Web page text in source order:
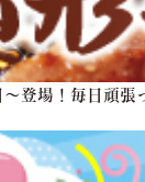
登場！毎日頑